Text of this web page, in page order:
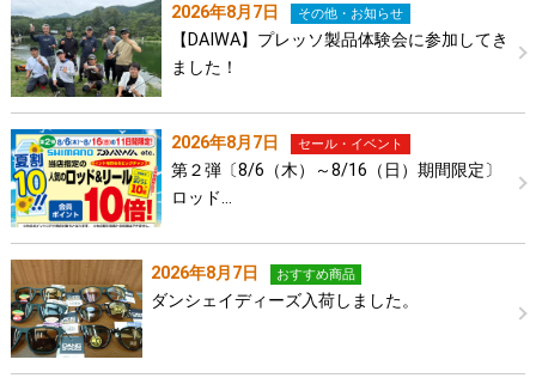
2026年8月7日 その他・お知らせ
【DAIWA】プレッソ製品体験会に参加してき
ました！
2026年8月7日 セール・イベント
第２弾〔8/6（木）～8/16（日）期間限定〕
ロッド…
2026年8月7日 おすすめ商品
ダンシェイディーズ入荷しました。